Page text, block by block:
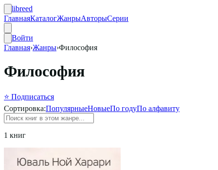
libreed
ГлавнаяКаталогЖанрыАвторыСерии
Войти
Главная›Жанры›Философия
Философия
⭐ Подписаться
Сортировка:ПопулярныеНовыеПо годуПо алфавиту
1 книг